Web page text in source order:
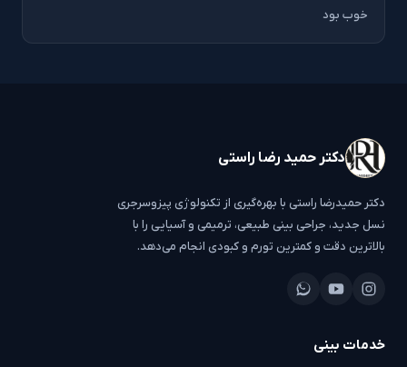
خوب بود
دکتر حمید رضا راستی
دکتر حمیدرضا راستی با بهره‌گیری از تکنولوژی پیزوسرجری
نسل جدید، جراحی بینی طبیعی، ترمیمی و آسیایی را با
بالاترین دقت و کمترین تورم و کبودی انجام می‌دهد.
خدمات بینی